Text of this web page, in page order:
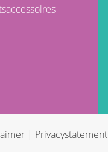
| Privacystatement